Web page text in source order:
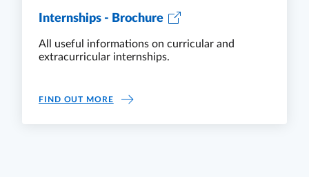
Internships - Brochure
All useful informations on curricular and
extracurricular internships.
FIND OUT MOREINTERNSHIPS - BROCHURE